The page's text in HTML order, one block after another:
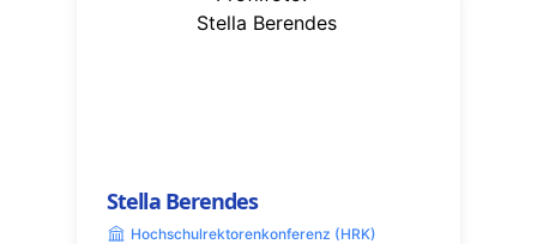
Stella Berendes
Hochschulrektorenkonferenz (HRK)